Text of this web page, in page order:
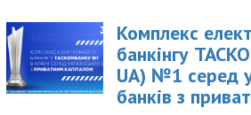
Комплекс
банкінгу
UA) №1 серед
банків з